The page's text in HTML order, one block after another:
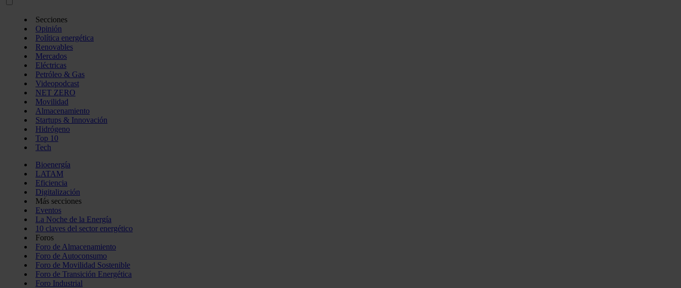
Secciones
Opinión
Política energética
Renovables
Mercados
Eléctricas
Petróleo & Gas
Videopodcast
NET ZERO
Movilidad
Almacenamiento
Startups & Innovación
Hidrógeno
Top 10
Tech
Bioenergía
LATAM
Eficiencia
Digitalización
Más secciones
Eventos
La Noche de la Energía
10 claves del sector energético
Foros
Foro de Almacenamiento
Foro de Autoconsumo
Foro de Movilidad Sostenible
Foro de Transición Energética
Foro Industrial